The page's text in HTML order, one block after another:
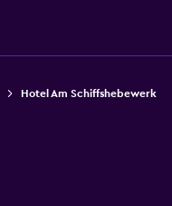
Hotel Am Schiffshebewerk